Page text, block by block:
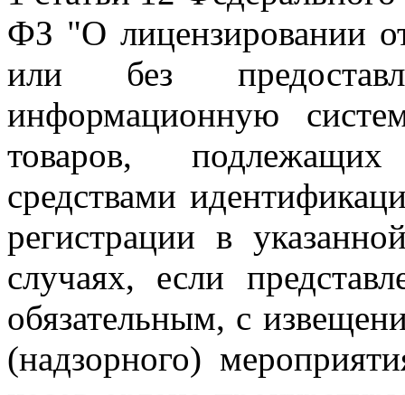
ФЗ "О лицензировании
или без
информационную
товаров,
средствами
регистрации в
случаях, если
обязательным, с
(надзорного)